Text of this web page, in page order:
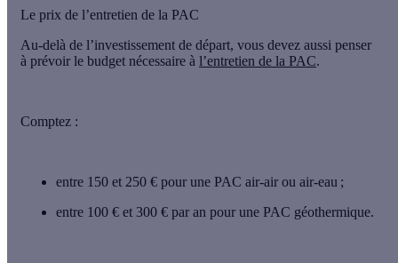
Le prix de l’entretien de la PAC
Au-delà de l’investissement de départ, vous devez aussi penser
à prévoir le budget nécessaire à l’entretien de la PAC.
Comptez :
entre 150 et 250 € pour une PAC air-air ou air-eau ;
entre 100 € et 300 € par an pour une PAC géothermique.